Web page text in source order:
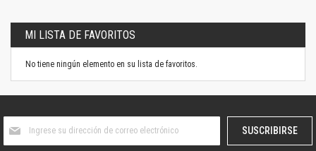
MI LISTA DE FAVORITOS
No tiene ningún elemento en su lista de favoritos.
boletín
SUSCRIBIRSE